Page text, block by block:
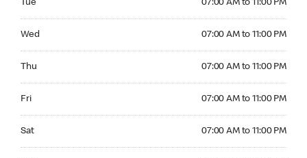
Tue 07:00 AM to 11:00 PM
Wed 07:00 AM to 11:00 PM
Thu 07:00 AM to 11:00 PM
Fri 07:00 AM to 11:00 PM
Sat 07:00 AM to 11:00 PM